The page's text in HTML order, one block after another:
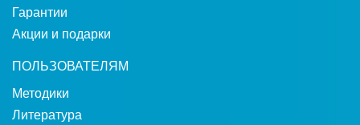
Гарантии
Акции и подарки
ПОЛЬЗОВАТЕЛЯМ
Методики
Литература